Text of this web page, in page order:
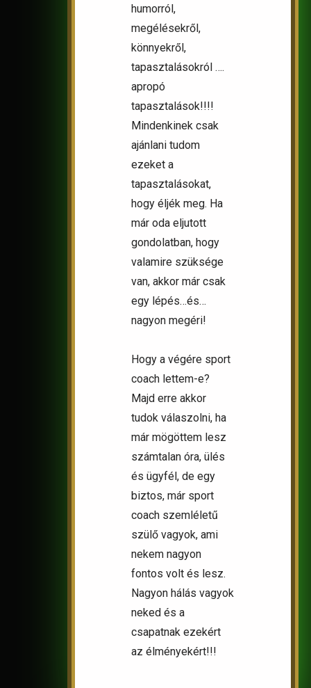
humorról,
megélésekről,
könnyekről,
tapasztalásokról ….
apropó
tapasztalások!!!!
Mindenkinek csak
ajánlani tudom
ezeket a
tapasztalásokat,
hogy éljék meg. Ha
már oda eljutott
gondolatban, hogy
valamire szüksége
van, akkor már csak
egy lépés…és…
nagyon megéri!
Hogy a végére sport
coach lettem-e?
Majd erre akkor
tudok válaszolni, ha
már mögöttem lesz
számtalan óra, ülés
és ügyfél, de egy
biztos, már sport
coach szemléletű
szülő vagyok, ami
nekem nagyon
fontos volt és lesz.
Nagyon hálás vagyok
neked és a
csapatnak ezekért
az élményekért!!!